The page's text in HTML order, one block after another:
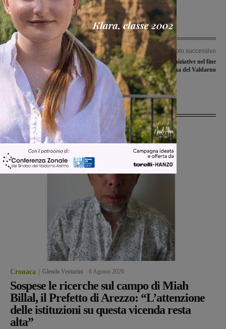
Articolo precedente
Casucci, Lega: tra la soddisfazione
per Fimer e l’attenzione necessaria per
l’Opificio Tecnologico
Articolo successivo
Weekender: feste e iniziative nel fine
settimana del Valdarno
Ultime Notizie
Cronaca Glenda Venturini 6 Agosto 2026
Sospese le ricerche sul campo di Miah
Billal, il Prefetto di Arezzo: “L’attenzione
delle istituzioni su questa vicenda resta
alta”